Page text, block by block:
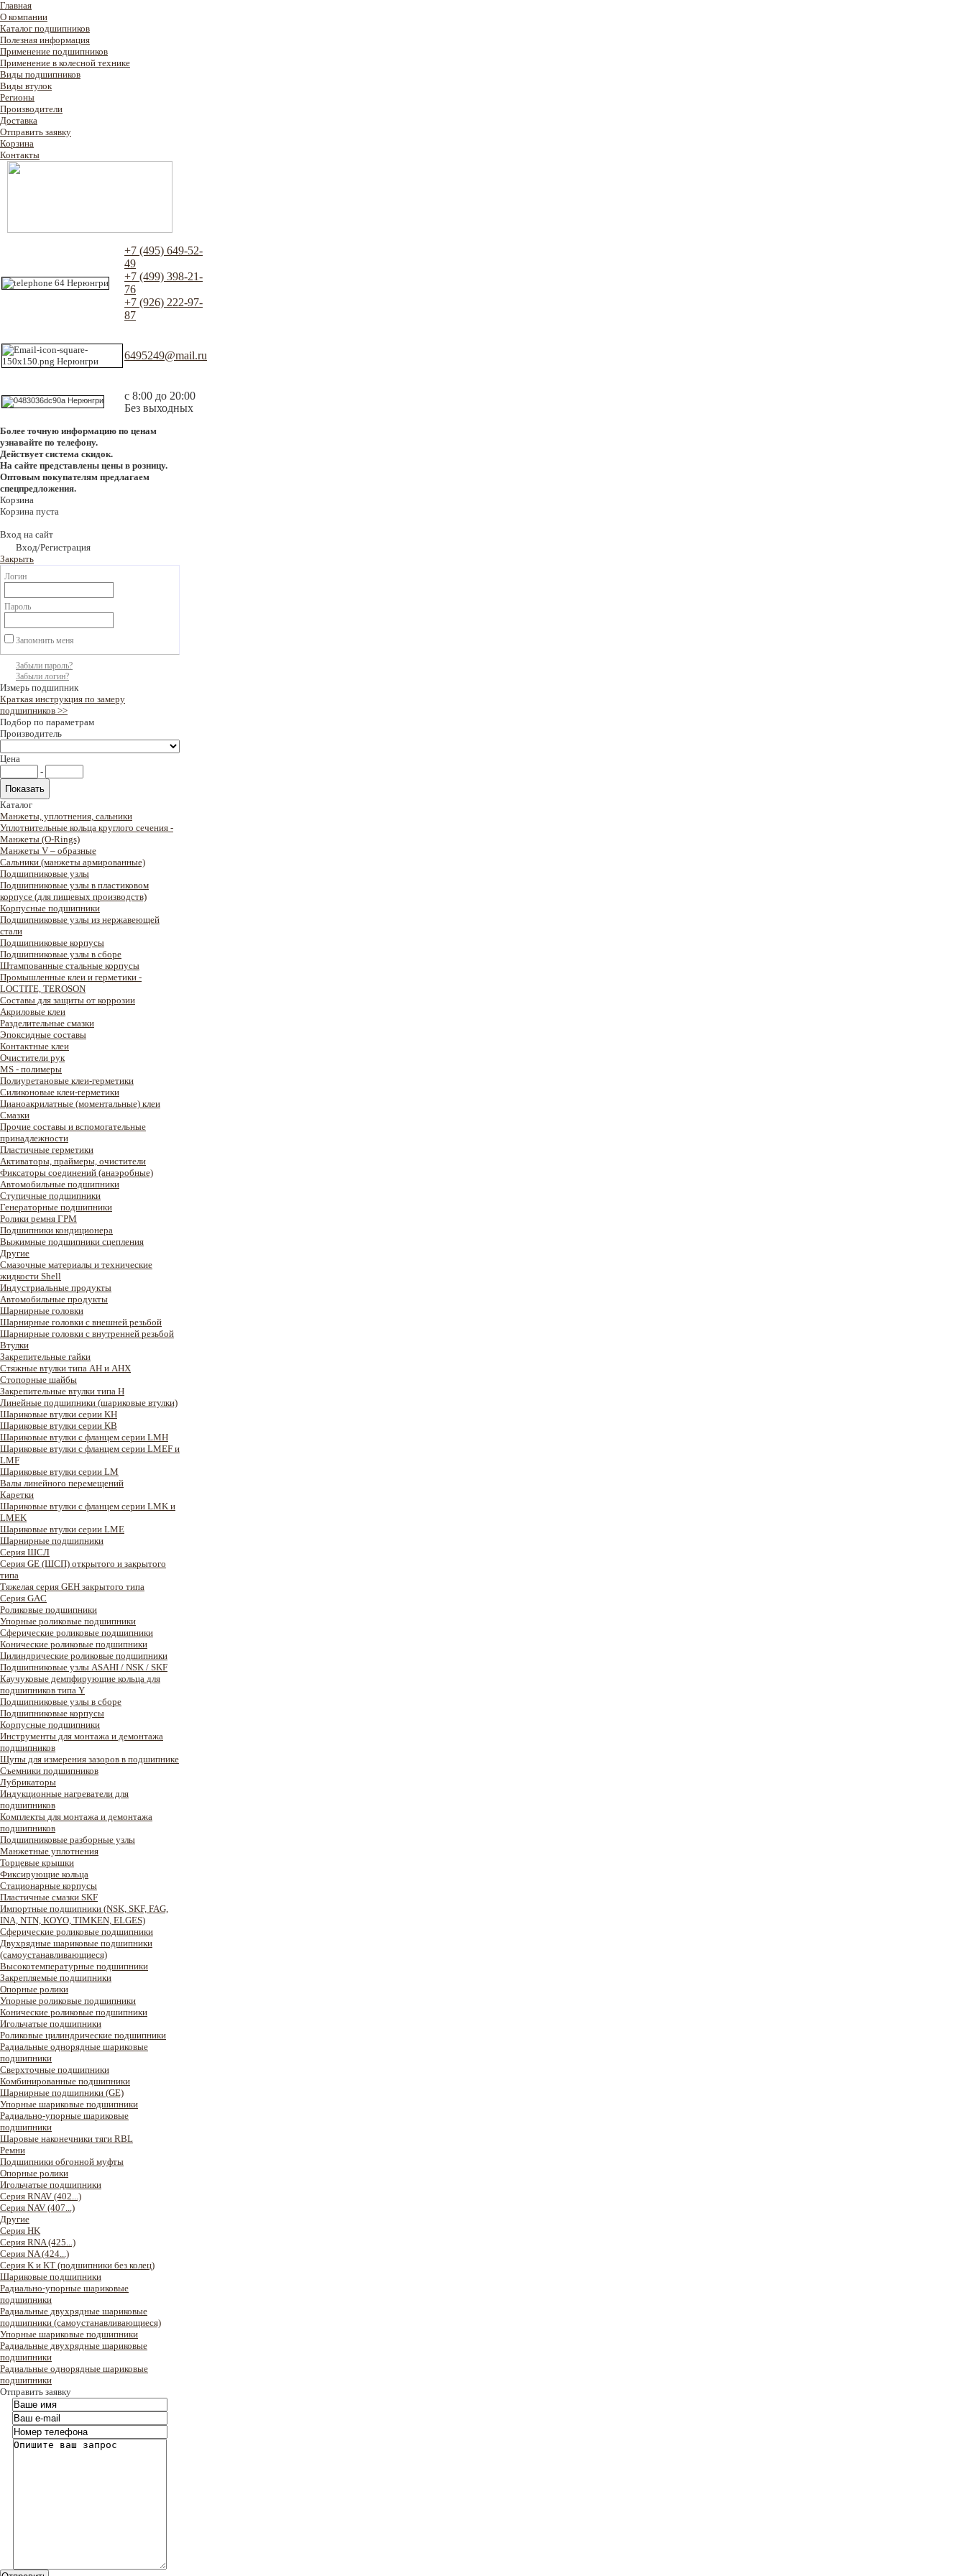
Главная
О компании
Каталог подшипников
Полезная информация
Применение подшипников
Применение в колесной технике
Виды подшипников
Виды втулок
Регионы
Производители
Доставка
Отправить заявку
Корзина
Контакты
+7 (495) 649-52-
49
+7 (499) 398-21-
76
+7 (926) 222-97-
87
6495249@mail.ru
с 8:00 до 20:00
Без выходных
Более точную информацию по ценам
узнавайте по телефону.
Действует система скидок.
На сайте представлены цены в розницу.
Оптовым покупателям предлагаем
спецпредложения.
Корзина
Корзина пуста
Вход на сайт
Вход/Регистрация
Закрыть
Логин
Пароль
Запомнить меня
Забыли пароль?
Забыли логин?
Измерь подшипник
Краткая инструкция по замеру
подшипников >>
Подбор по параметрам
Производитель
Цена
-
Каталог
Манжеты, уплотнения, сальники
Уплотнительные кольца круглого сечения -
Манжеты (O-Rings)
Манжеты V – образные
Сальники (манжеты армированные)
Подшипниковые узлы
Подшипниковые узлы в пластиковом
корпусе (для пищевых производств)
Корпусные подшипники
Подшипниковые узлы из нержавеющей
стали
Подшипниковые корпусы
Подшипниковые узлы в сборе
Штампованные стальные корпусы
Промышленные клеи и герметики -
LOCTITE, TEROSON
Составы для защиты от коррозии
Акриловые клеи
Разделительные смазки
Эпоксидные составы
Контактные клеи
Очистители рук
MS - полимеры
Полиуретановые клеи-герметики
Силиконовые клеи-герметики
Цианоакрилатные (моментальные) клеи
Смазки
Прочие составы и вспомогательные
принадлежности
Пластичные герметики
Активаторы, праймеры, очистители
Фиксаторы соединений (анаэробные)
Автомобильные подшипники
Ступичные подшипники
Генераторные подшипники
Ролики ремня ГРМ
Подшипники кондиционера
Выжимные подшипники сцепления
Другие
Смазочные материалы и технические
жидкости Shell
Индустриальные продукты
Автомобильные продукты
Шарнирные головки
Шарнирные головки с внешней резьбой
Шарнирные головки с внутренней резьбой
Втулки
Закрепительные гайки
Стяжные втулки типа AH и AHX
Стопорные шайбы
Закрепительные втулки типа H
Линейные подшипники (шариковые втулки)
Шариковые втулки серии KH
Шариковые втулки серии KB
Шариковые втулки с фланцем серии LMH
Шариковые втулки с фланцем серии LMEF и
LMF
Шариковые втулки серии LM
Валы линейного перемещений
Каретки
Шариковые втулки с фланцем серии LMK и
LMEK
Шариковые втулки серии LME
Шарнирные подшипники
Cерия ШСЛ
Серия GE (ШСП) открытого и закрытого
типа
Тяжелая серия GEH закрытого типа
Серия GAC
Роликовые подшипники
Упорные роликовые подшипники
Сферические роликовые подшипники
Конические роликовые подшипники
Цилиндрические роликовые подшипники
Подшипниковые узлы ASAHI / NSK / SKF
Каучуковые демпфирующие кольца для
подшипников типа Y
Подшипниковые узлы в сборе
Подшипниковые корпусы
Корпусные подшипники
Инструменты для монтажа и демонтажа
подшипников
Щупы для измерения зазоров в подшипнике
Съемники подшипников
Лубрикаторы
Индукционные нагреватели для
подшипников
Комплекты для монтажа и демонтажа
подшипников
Подшипниковые разборные узлы
Манжетные уплотнения
Торцевые крышки
Фиксирующие кольца
Стационарные корпусы
Пластичные смазки SKF
Импортные подшипники (NSK, SKF, FAG,
INA, NTN, KOYO, TIMKEN, ELGES)
Сферические роликовые подшипники
Двухрядные шариковые подшипники
(самоустанавливающиеся)
Высокотемпературные подшипники
Закрепляемые подшипники
Опорные ролики
Упорные роликовые подшипники
Конические роликовые подшипники
Игольчатые подшипники
Роликовые цилиндрические подшипники
Радиальные однорядные шариковые
подшипники
Сверхточные подшипники
Комбинированные подшипники
Шарнирные подшипники (GE)
Упорные шариковые подшипники
Радиально-упорные шариковые
подшипники
Шаровые наконечники тяги RBL
Ремни
Подшипники обгонной муфты
Опорные ролики
Игольчатые подшипники
Серия RNAV (402...)
Серия NAV (407...)
Другие
Серия HK
Серия RNA (425...)
Серия NA (424...)
Серия K и KT (подшипники без колец)
Шариковые подшипники
Радиально-упорные шариковые
подшипники
Радиальные двухрядные шариковые
подшипники (самоустанавливающиеся)
Упорные шариковые подшипники
Радиальные двухрядные шариковые
подшипники
Радиальные однорядные шариковые
подшипники
Отправить заявку